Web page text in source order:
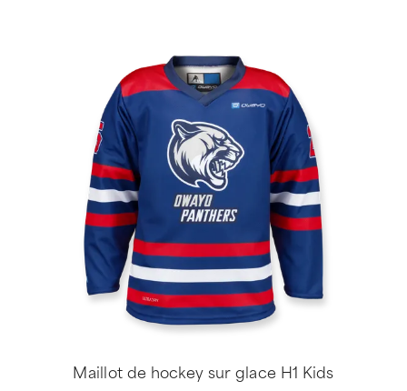
Maillot de hockey sur glace H1 Kids